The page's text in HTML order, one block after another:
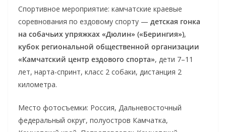
Спортивное мероприятие: камчатские краевые
соревнования по ездовому спорту — детская гонка
на собачьих упряжках «Дюлин» («Берингия»),
кубок региональной общественной организации
«Камчатский центр ездового спорта», дети 7–11
лет, нарта-спринт, класс 2 собаки, дистанция 2
километра.
Место фотосъемки: Россия, Дальневосточный
федеральный округ, полуостров Камчатка,